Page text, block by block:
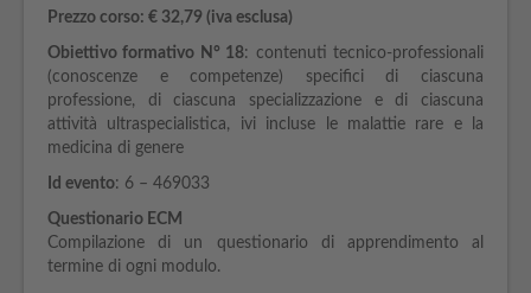
Prezzo corso: € 32,79 (iva esclusa)
Obiettivo formativo N° 18: contenuti tecnico-professionali
(conoscenze e competenze) specifici di ciascuna
professione, di ciascuna specializzazione e di ciascuna
attività ultraspecialistica, ivi incluse le malattie rare e la
medicina di genere
Id evento: 6 – 469033
Questionario ECM
Compilazione di un questionario di apprendimento al
termine di ogni modulo.